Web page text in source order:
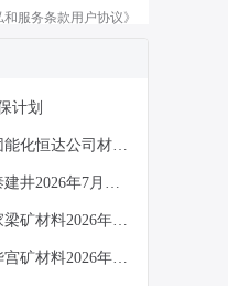
和服务条款用户协议》
计划
化恒达公司材料
井2026年7月计
矿材料2026年1
矿材料2026年二